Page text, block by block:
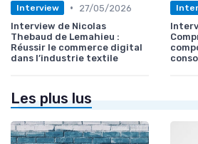
Interview •
27/05/2026
Interview de Nicolas
Thebaud de Lemahieu :
Réussir le commerce digital
dans l’industrie textile
Les plus lus